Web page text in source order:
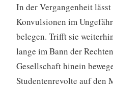
In der Vergangenheit
Konvulsionen im
belegen. Trifft sie
lange im Bann der
Gesellschaft hinein
Studentenrevolte auf den